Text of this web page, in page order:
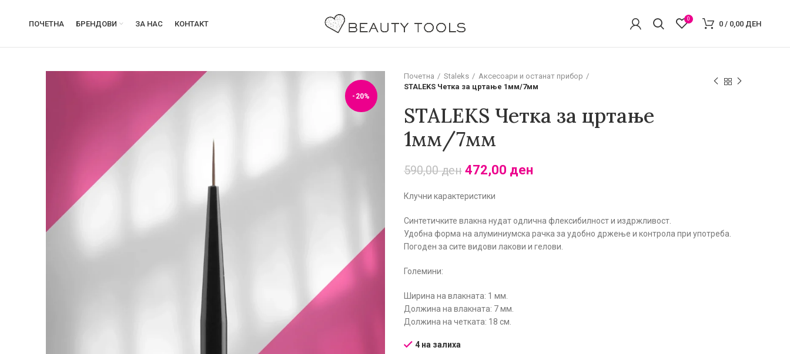
ПОЧЕТНА БРЕНДОВИ ЗА НАС КОНТАКТ
0
0 / 0,00 ДЕН
-20%
Почетна Staleks
Аксесоари и останат прибор
STALEKS Четка за цртање 1мм/7мм
STALEKS Четка за цртање
1мм/7мм
590,00ден 472,00 ден
Клучни карактеристики
Синтетичките влакна нудат одлична флексибилност и издржливост.
Удобна форма на алуминиумска рачка за удобно држење и контрола при употреба.
Погоден за сите видови лакови и гелови.
Големини:
Ширина на влакната: 1 мм.
Должина на влакната: 7 мм.
Должина на четката: 18 см.
4 на залиха